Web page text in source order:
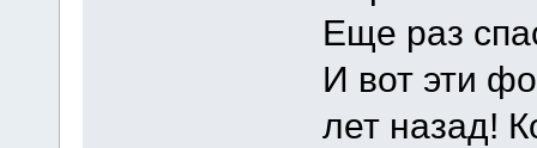
Еще раз
И вот эти
лет назад!